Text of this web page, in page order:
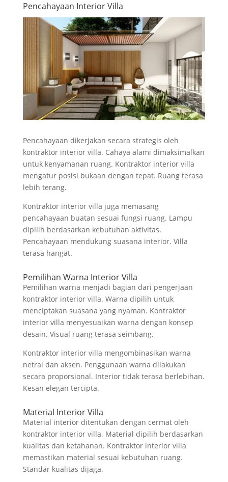
Pencahayaan Interior Villa
Pencahayaan dikerjakan secara strategis oleh
kontraktor interior villa. Cahaya alami dimaksimalkan
untuk kenyamanan ruang. Kontraktor interior villa
mengatur posisi bukaan dengan tepat. Ruang terasa
lebih terang.
Kontraktor interior villa juga memasang
pencahayaan buatan sesuai fungsi ruang. Lampu
dipilih berdasarkan kebutuhan aktivitas.
Pencahayaan mendukung suasana interior. Villa
terasa hangat.
Pemilihan Warna Interior Villa
Pemilihan warna menjadi bagian dari pengerjaan
kontraktor interior villa. Warna dipilih untuk
menciptakan suasana yang nyaman. Kontraktor
interior villa menyesuaikan warna dengan konsep
desain. Visual ruang terasa seimbang.
Kontraktor interior villa mengombinasikan warna
netral dan aksen. Penggunaan warna dilakukan
secara proporsional. Interior tidak terasa berlebihan.
Kesan elegan tercipta.
Material Interior Villa
Material interior ditentukan dengan cermat oleh
kontraktor interior villa. Material dipilih berdasarkan
kualitas dan ketahanan. Kontraktor interior villa
memastikan material sesuai kebutuhan ruang.
Standar kualitas dijaga.